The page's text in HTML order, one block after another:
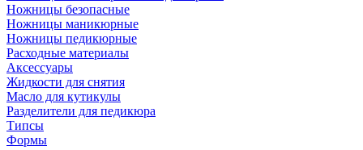
Ножницы безопасные
Ножницы маникюрные
Ножницы педикюрные
Расходные материалы
Аксессуары
Жидкости для снятия
Масло для кутикулы
Разделители для педикюра
Типсы
Формы